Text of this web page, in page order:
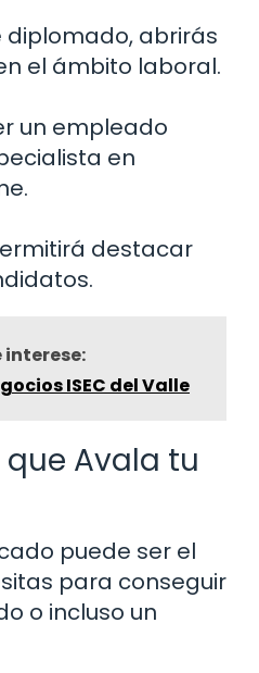
abrirás
el ámbito laboral.
un empleado
en
destacar
interese:
ISEC del Valle
Avala tu
puede ser el
para conseguir
o incluso un